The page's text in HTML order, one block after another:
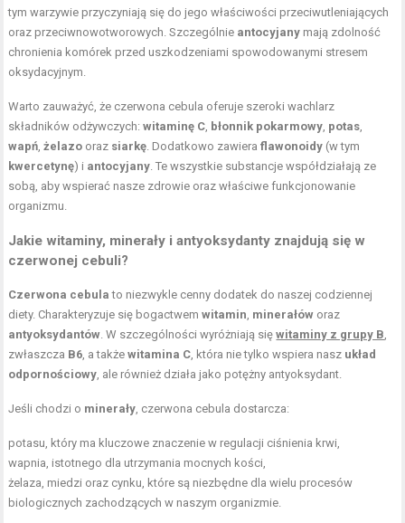
tym warzywie przyczyniają się do jego właściwości przeciwutleniających
oraz przeciwnowotworowych. Szczególnie antocyjany mają zdolność
chronienia komórek przed uszkodzeniami spowodowanymi stresem
oksydacyjnym.
Warto zauważyć, że czerwona cebula oferuje szeroki wachlarz
składników odżywczych:witaminę C, błonnik pokarmowy, potas,
wapń,żelazo oraz siarkę. Dodatkowo zawieraflawonoidy (w tym
kwercetynę) i antocyjany. Te wszystkie substancje współdziałają ze
sobą, aby wspierać nasze zdrowie oraz właściwe funkcjonowanie
organizmu.
Jakie witaminy, minerały i antyoksydanty znajdują się w
czerwonej cebuli?
Czerwona cebula to niezwykle cenny dodatek do naszej codziennej
diety. Charakteryzuje się bogactwemwitamin, minerałów oraz
antyoksydantów. W szczególności wyróżniają sięwitaminy z grupy B,
zwłaszcza B6, a takżewitamina C, która nie tylko wspiera nasz układ
odpornościowy, ale również działa jako potężny antyoksydant.
Jeśli chodzi o minerały, czerwona cebula dostarcza:
potasu, który ma kluczowe znaczenie w regulacji ciśnienia krwi,
wapnia, istotnego dla utrzymania mocnych kości,
żelaza, miedzi oraz cynku, które są niezbędne dla wielu procesów
biologicznych zachodzących w naszym organizmie.